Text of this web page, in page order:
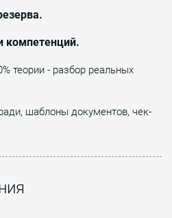
компетенций.
теории - разбор реальных
шаблоны документов, чек-